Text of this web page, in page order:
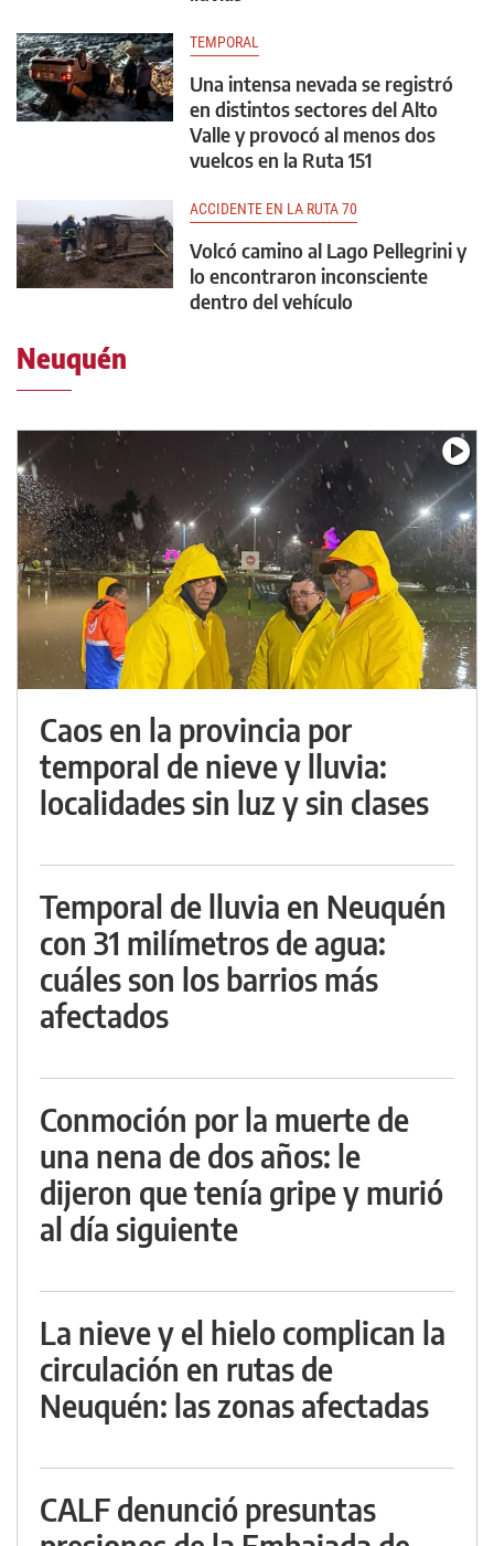
TEMPORAL
Una intensa nevada se registró
en distintos sectores del Alto
Valle y provocó al menos dos
vuelcos en la Ruta 151
ACCIDENTE EN LA RUTA 70
Volcó camino al Lago Pellegrini y
lo encontraron inconsciente
dentro del vehículo
Neuquén
Caos en la provincia por
temporal de nieve y lluvia:
localidades sin luz y sin clases
Temporal de lluvia en Neuquén
con 31 milímetros de agua:
cuáles son los barrios más
afectados
Conmoción por la muerte de
una nena de dos años: le
dijeron que tenía gripe y murió
al día siguiente
La nieve y el hielo complican la
circulación en rutas de
Neuquén: las zonas afectadas
CALF denunció presuntas